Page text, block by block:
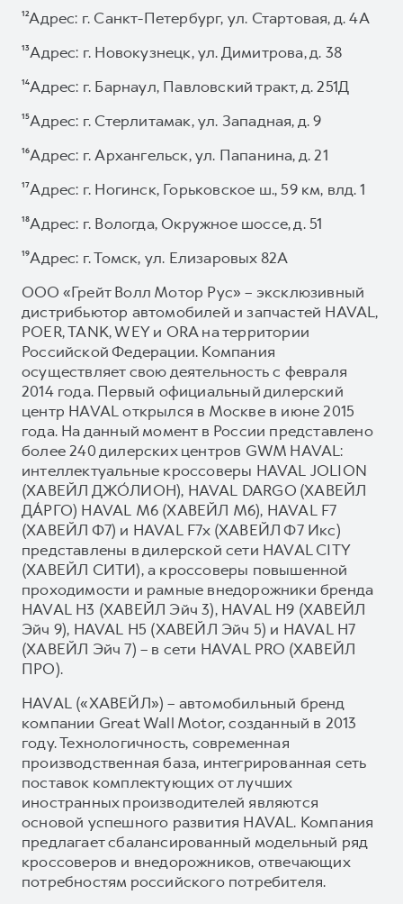
¹²Адрес: г. Санкт-Петербург, ул. Стартовая, д. 4А
¹³Адрес: г. Новокузнецк, ул. Димитрова, д. 38
¹⁴Адрес: г. Барнаул, Павловский тракт, д. 251Д
¹⁵Адрес: г. Стерлитамак, ул. Западная, д. 9
¹⁶Адрес: г. Архангельск, ул. Папанина, д. 21
¹⁷Адрес: г. Ногинск, Горьковское ш., 59 км, влд. 1
¹⁸Адрес: г. Вологда, Окружное шоссе, д. 51
¹⁹Адрес: г. Томск, ул. Елизаровых 82А
ООО «Грейт Волл Мотор Рус» – эксклюзивный
дистрибьютор автомобилей и запчастей HAVAL,
POER, TANK, WEY и ORA на территории
Российской Федерации. Компания
осуществляет свою деятельность с февраля
2014 года. Первый официальный дилерский
центр HAVAL открылся в Москве в июне 2015
года. На данный момент в России представлено
более 240 дилерских центров GWM HAVAL:
интеллектуальные кроссоверы HAVAL JOLION
(ХАВЕЙЛ ДЖО́ЛИОН), HAVAL DARGO (ХАВЕЙЛ
ДА́РГО) HAVAL М6 (ХАВЕЙЛ M6), HAVAL F7
(ХАВЕЙЛ Ф7) и HAVAL F7x (ХАВЕЙЛ Ф7 Икс)
представлены в дилерской сети HAVAL CITY
(ХАВЕЙЛ СИТИ), а кроссоверы повышенной
проходимости и рамные внедорожники бренда
HAVAL H3 (ХАВЕЙЛ Эйч 3), HAVAL H9 (ХАВЕЙЛ
Эйч 9), HAVAL H5 (ХАВЕЙЛ Эйч 5) и HAVAL H7
(ХАВЕЙЛ Эйч 7) – в сети HAVAL PRO (ХАВЕЙЛ
ПРО).
HAVAL («ХАВЕЙЛ») – автомобильный бренд
компании Great Wall Motor, созданный в 2013
году. Технологичность, современная
производственная база, интегрированная сеть
поставок комплектующих от лучших
иностранных производителей являются
основой успешного развития HAVAL. Компания
предлагает сбалансированный модельный ряд
кроссоверов и внедорожников, отвечающих
потребностям российского потребителя.